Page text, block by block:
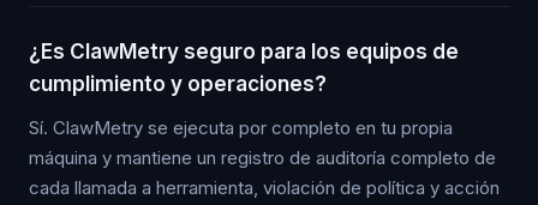
¿Es ClawMetry seguro para los equipos de
cumplimiento y operaciones?
Sí. ClawMetry se ejecuta por completo en tu propia
máquina y mantiene un registro de auditoría completo de
cada llamada a herramienta, violación de política y acción